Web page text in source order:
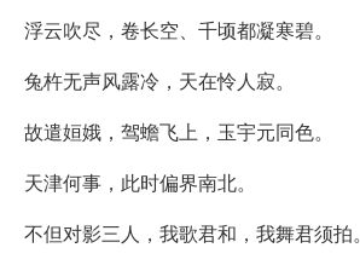
浮云吹尽，卷长空、千顷都凝寒碧。
兔杵无声风露冷，天在怜人寂。
故遣姮娥，驾蟾飞上，玉宇元同色。
天津何事，此时偏界南北。
不但对影三人，我歌君和，我舞君须拍。